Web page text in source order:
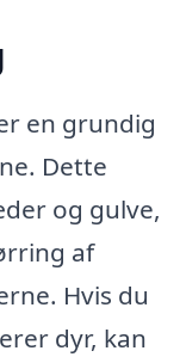
en grundig
Dette
og gulve,
af
Hvis du
dyr, kan